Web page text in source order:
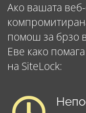
Ако вашата
помош за брзо
Еве како
на SiteLock: